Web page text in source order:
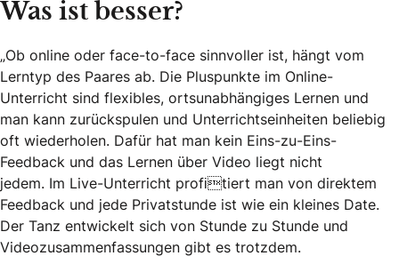
Was ist besser?
„Ob online oder face-to-face sinnvoller ist, hängt vom
Lerntyp des Paares ab. Die Pluspunkte im Online-
Unterricht sind flexibles, ortsunabhängiges Lernen und
man kann zurückspulen und Unterrichtseinheiten beliebig
oft wiederholen. Dafür hat man kein Eins-zu-Eins-
Feedback und das Lernen über Video liegt nicht
jedem. Im Live-Unterricht profitiert man von direktem
Feedback und jede Privatstunde ist wie ein kleines Date.
Der Tanz entwickelt sich von Stunde zu Stunde und
Videozusammenfassungen gibt es trotzdem.